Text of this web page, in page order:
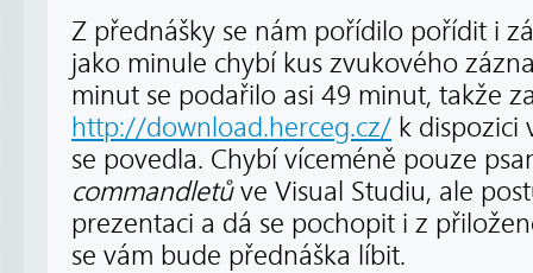
Z přednášky se nám pořídilo pořídit i
jako minule chybí kus zvukového
minut se podařilo asi 49 minut, takže
http://download.herceg.cz/ k dispozici
se povedla. Chybí víceméně pouze
commandletůve Visual Studiu, ale
prezentaci a dá se pochopit i z
se vám bude přednáška líbit.